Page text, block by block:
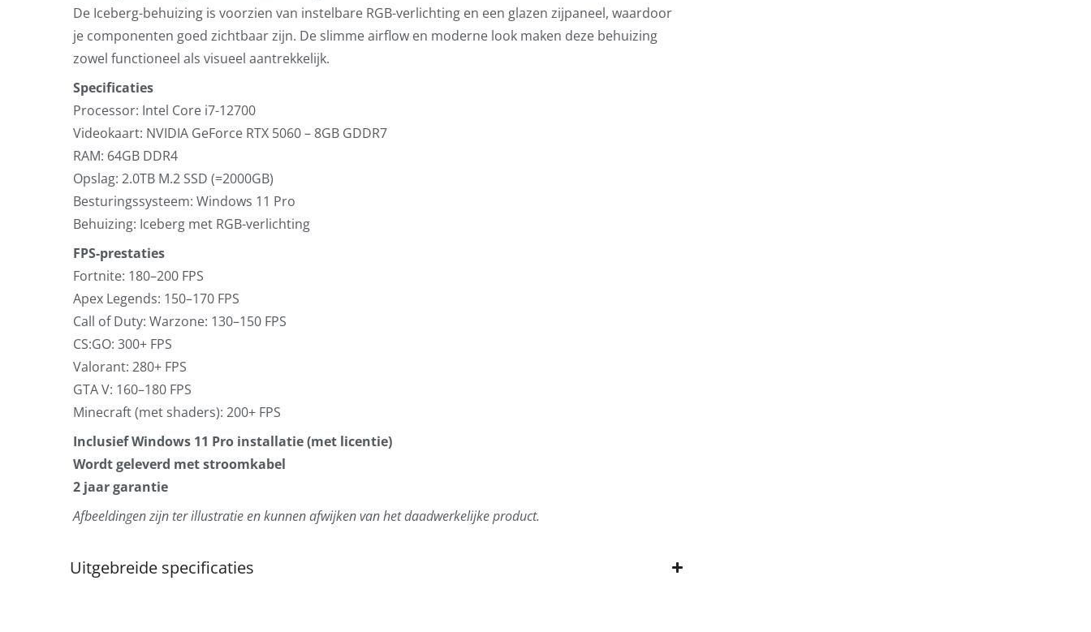
De Iceberg-behuizing is voorzien van instelbare RGB-verlichting en een glazen zijpaneel, waardoor
je componenten goed zichtbaar zijn. De slimme airflow en moderne look maken deze behuizing
zowel functioneel als visueel aantrekkelijk.
Specificaties
Processor: Intel Core i7-12700
Videokaart: NVIDIA GeForce RTX 5060 – 8GB GDDR7
RAM: 64GB DDR4
Opslag: 2.0TB M.2 SSD (=2000GB)
Besturingssysteem: Windows 11 Pro
Behuizing: Iceberg met RGB-verlichting
FPS-prestaties
Fortnite: 180–200 FPS
Apex Legends: 150–170 FPS
Call of Duty: Warzone: 130–150 FPS
CS:GO: 300+ FPS
Valorant: 280+ FPS
GTA V: 160–180 FPS
Minecraft (met shaders): 200+ FPS
Inclusief Windows 11 Pro installatie (met licentie)
Wordt geleverd met stroomkabel
2 jaar garantie
Afbeeldingen zijn ter illustratie en kunnen afwijken van het daadwerkelijke product.
Uitgebreide specificaties